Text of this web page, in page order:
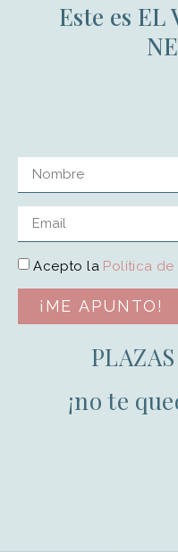
Este es EL
Acepto la Política
¡ME APUNTO!
¡no te